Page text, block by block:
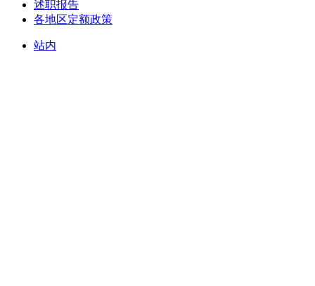
述职报告
各地区定额政策
站内